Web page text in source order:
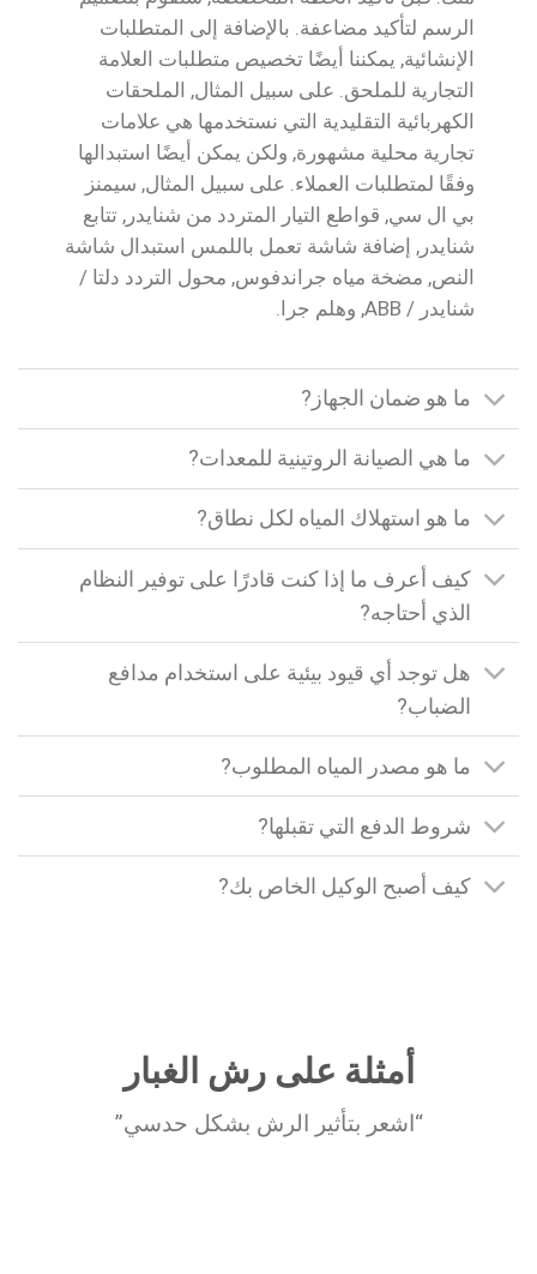
الرسم لتأكيد مضاعفة. بالإضافة إلى المتطلبات
الإنشائية, يمكننا أيضًا تخصيص متطلبات العلامة
التجارية للملحق. على سبيل المثال, الملحقات
الكهربائية التقليدية التي نستخدمها هي علامات
تجارية محلية مشهورة, ولكن يمكن أيضًا استبدالها
وفقًا لمتطلبات العملاء. على سبيل المثال, سيمنز
بي ال سي, قواطع التيار المتردد من شنايدر, تتابع
شنايدر, إضافة شاشة تعمل باللمس استبدال شاشة
النص, مضخة مياه جراندفوس, محول التردد دلتا /
شنايدر / ABB, وهلم جرا.
ما هو ضمان الجهاز?
ما هي الصيانة الروتينية للمعدات?
ما هو استهلاك المياه لكل نطاق?
كيف أعرف ما إذا كنت قادرًا على توفير النظام
الذي أحتاجه?
هل توجد أي قيود بيئية على استخدام مدافع
الضباب?
ما هو مصدر المياه المطلوب?
شروط الدفع التي تقبلها?
كيف أصبح الوكيل الخاص بك?
أمثلة على رش الغبار
“اشعر بتأثير الرش بشكل حدسي”